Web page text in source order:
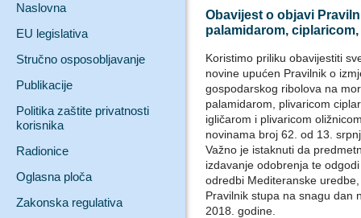
Naslovna
EU legislativa
Stručno osposobljavanje
Publikacije
Politika zaštite privatnosti
korisnika
Radionice
Oglasna ploča
Zakonska regulativa
Obavijest o objavi
palamidarom,
Koristimo priliku obavijestiti
novine upućen Pravilnik o
gospodarskog ribolova na
palamidarom, plivaricom
igličarom i plivaricom
novinama broj 62. od 13.
Važno je istaknuti da
izdavanje odobrenja te
odredbi Mediteranske
Pravilnik stupa na snagu dan
2018. godine.